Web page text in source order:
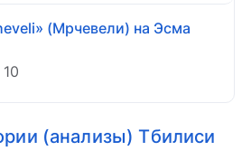
(Мрчевели) на Эсма
(анализы) Тбилиси